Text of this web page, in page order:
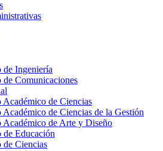
de Ingeniería
de Comunicaciones
Académico de Ciencias
Académico de Ciencias de la Gestión
Académico de Arte y Diseño
de Educación
de Ciencias